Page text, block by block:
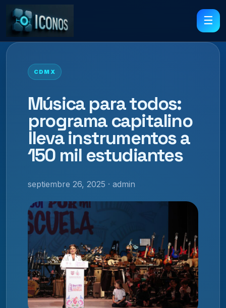
☰
CDMX
Música para todos:
programa capitalino
lleva instrumentos a
150 mil estudiantes
septiembre 26, 2025 · admin